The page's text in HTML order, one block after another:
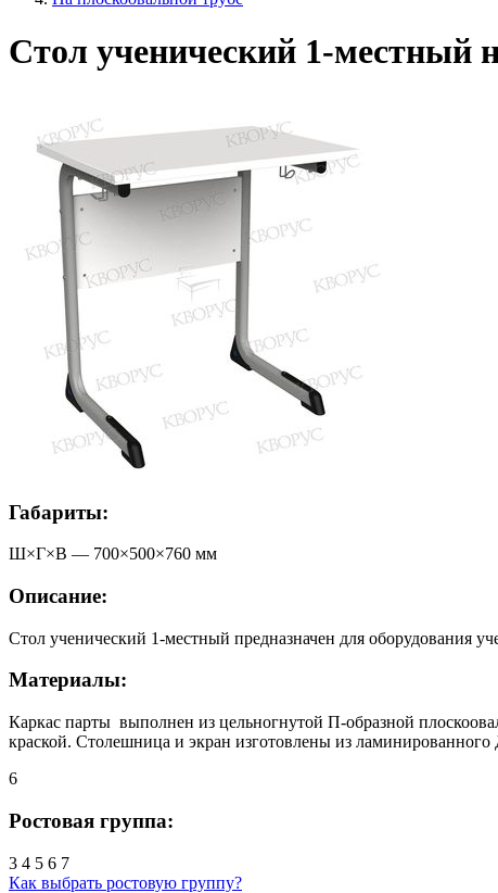
Стол ученический 1-местный
Габариты:
Ш×Г×В — 700×500×760 мм
Описание:
Стол ученический 1-местный предназначен для оборудования
Материалы:
Каркас парты выполнен из цельногнутой П-образной
краской. Столешница и экран изготовлены из
6
Ростовая группа:
3 4 5 6 7
Как выбрать ростовую группу?